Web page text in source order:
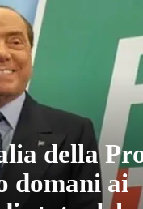
della
domani ai